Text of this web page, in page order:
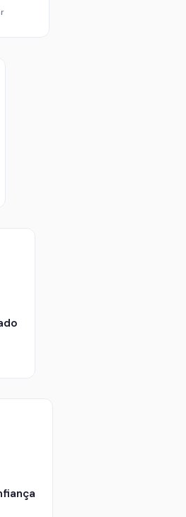
específico da resposta e
independente em 60
encontrar, a probabilidade de
em etapas (sumário
desenvolvimento). Reduz a
preencher lacunas com
verde-amarelo-
afirmação factual do texto.
nos itens de maior risco antes